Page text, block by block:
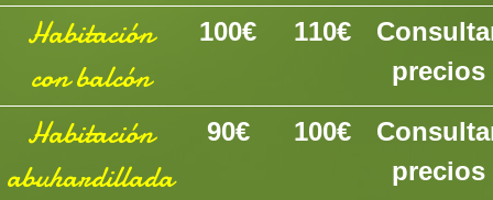
Habitación
con balcón
100€ 110€
precios
Habitación
abuhardillada
90€ 100€
precios